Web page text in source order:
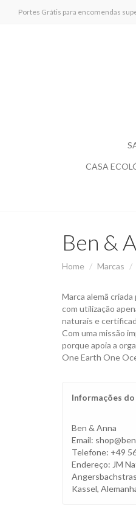
Portes Grátis para encomendas
CASA
Ben &
Home Marcas
Marca alemã criada
com utilização
naturais e
Com uma missão
porque apoia a
One Earth One
Informações
Ben & Anna
Email:
Telefone: +49
Endereço: JM
Kassel,